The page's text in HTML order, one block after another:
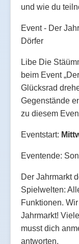
und wie du
Event - Der
Dörfer
Libe Die
beim Event
Glücksrad
Gegenstände
zu diesem
Eventstart:
Eventende:
Der Jahrmarkt
Spielwelten:
Funktionen.
Jahrmarkt!
musst dich
antworten.